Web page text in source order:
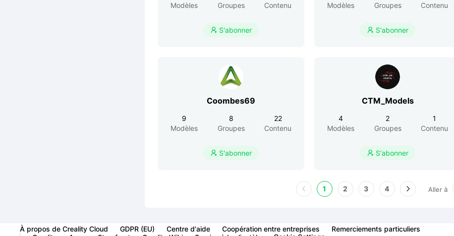
Modèles
Groupes
Contenu
 S'abonner
Modèles
Groupes
Contenu
 S'abonner
Coombes69
9
Modèles
8
Groupes
22
Contenu
 S'abonner
CTM_Models
4
Modèles
2
Groupes
1
Contenu
 S'abonner
1 2 3 4 Aller à
À propos de Creality Cloud GDPR (EU) Centre d'aide Coopération entre entreprises
Remerciements particuliers